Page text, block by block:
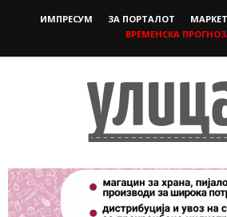
ИМПРЕСУМ ЗА ПОРТАЛОТ
ВРЕМЕНСКА